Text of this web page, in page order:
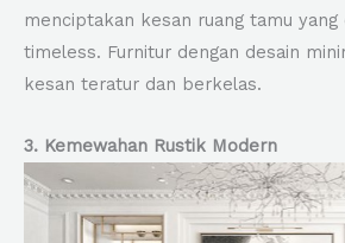
menciptakan kesan ruang tamu yang
timeless. Furnitur dengan desain
kesan teratur dan berkelas.
3. Kemewahan Rustik Modern